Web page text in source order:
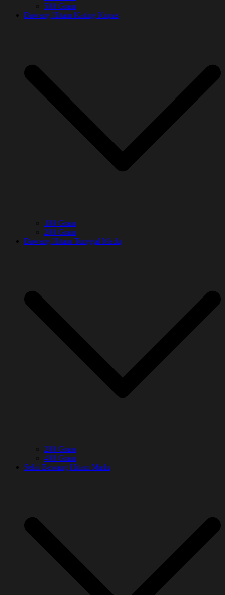
500 Gram
Bawang Hitam Kating Kupas
100 Gram
200 Gram
Bawang Hitam Tunggal Madu
200 Gram
400 Gram
Selai Bawang Hitam Madu